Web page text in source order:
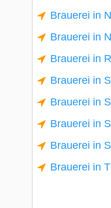
Brauerei in
Brauerei in
Brauerei in
Brauerei in
Brauerei in
Brauerei in
Brauerei in
Brauerei in